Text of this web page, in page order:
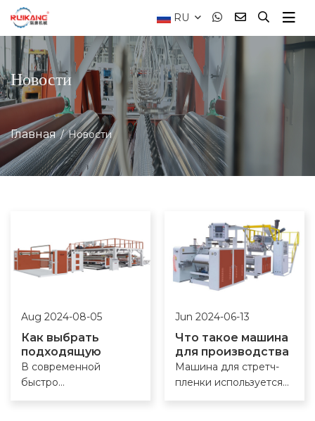
RU
Новости
Главная Новости
Aug 2024-08-05
Как выбрать
подходящую
машину для
производства
В современной
быстро
Jun 2024-06-13
Что такое машина
для производства
стретч-пленки?
Машина для стретч-
пленки используется